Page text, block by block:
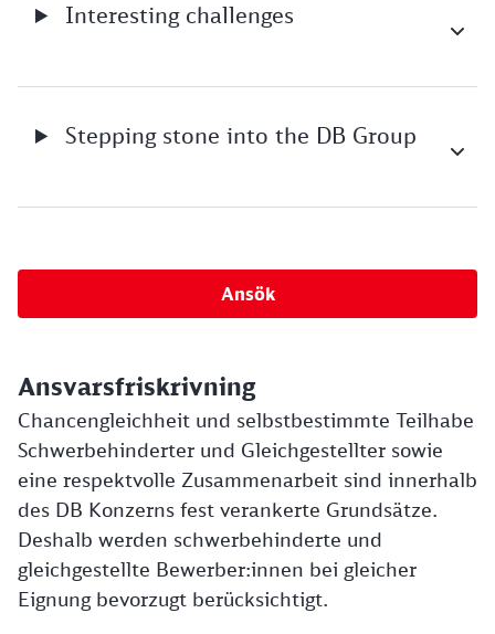
Interesting challenges
Stepping stone into the DB Group
Ansök
Ansvarsfriskrivning
Chancengleichheit und selbstbestimmte Teilhabe
Schwerbehinderter und Gleichgestellter sowie
eine respektvolle Zusammenarbeit sind innerhalb
des DB Konzerns fest verankerte Grundsätze.
Deshalb werden schwerbehinderte und
gleichgestellte Bewerber:innen bei gleicher
Eignung bevorzugt berücksichtigt.